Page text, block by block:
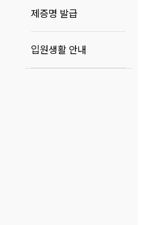
제증명 발급
입원생활 안내